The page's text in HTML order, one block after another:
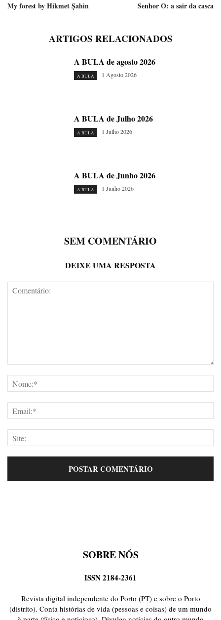
My forest by Hikmet Şahin Senhor O: a sair da casca
ARTIGOS RELACIONADOS
A BULA de agosto 2026
A BULA 1 Agosto 2026
A BULA de Julho 2026
A BULA 1 Julho 2026
A BULA de Junho 2026
A BULA 1 Junho 2026
SEM COMENTÁRIO
DEIXE UMA RESPOSTA
SOBRE NÓS
ISSN 2184-2361
Revista digital independente do Porto (PT) e sobre o Porto
(distrito). Conta histórias de vida (pessoas e coisas) de um mundo